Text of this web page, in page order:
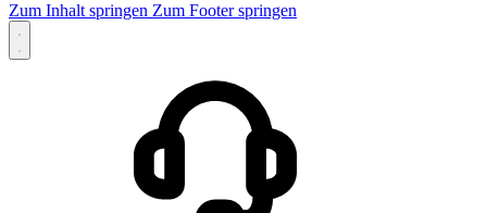
Zum Inhalt springen Zum Footer springen